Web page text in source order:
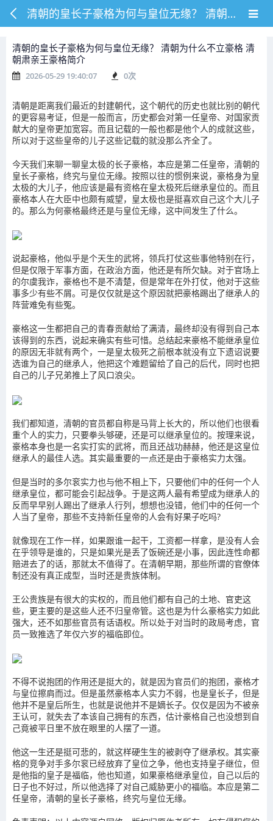
清朝的皇长子豪格为何与皇位无缘？ 清朝为什么不立豪格 清朝肃亲王豪格简介
清朝的皇长子豪格为何与皇位无缘？ 清朝为什么不立豪格 清
朝肃亲王豪格简介
2026-05-29 19:40:07 0次
清朝是距离我们最近的封建朝代，这个朝代的历史也就比别的朝代
的更容易考证，但是一般而言，历史都会对第一任皇帝、对国家贡
献大的皇帝更加宽容。而且记载的一般也都是他个人的成就这些，
所以对于这些皇帝的儿子这些记载的就没那么齐全了。
今天我们来聊一聊皇太极的长子豪格，本应是第二任皇帝，清朝的
皇长子豪格，终究与皇位无缘。按照以往的惯例来说，豪格身为皇
太极的大儿子，他应该是最有资格在皇太极死后继承皇位的。而且
豪格本人在大臣中也颇有威望，皇太极也是挺喜欢自己这个大儿子
的。那么为何豪格最终还是与皇位无缘，这中间发生了什么。
说起豪格，他似乎是个天生的武将，领兵打仗这些事他特别在行，
但是仅限于军事方面，在政治方面，他还是有所欠缺。对于官场上
的尔虞我诈，豪格也不是不清楚，但是常年在外打仗，他对于这些
事多少有些不屑。可是仅仅就是这个原因就把豪格踢出了继承人的
阵营难免有些冤。
豪格这一生都把自己的青春贡献给了满清，最终却没有得到自己本
该得到的东西，说起来确实有些可惜。总结起来豪格不能继承皇位
的原因无非就有两个，一是皇太极死之前根本就没有立下遗诏说要
选谁为自己的继承人，他把这个难题留给了自己的后代，同时也把
自己的儿子兄弟推上了风口浪尖。
我们都知道，清朝的官员都自称是马背上长大的，所以他们也很看
重个人的实力，只要拳头够硬，还是可以继承皇位的。按理来说，
豪格本身也是一名实打实的武将，而且还战功赫赫，他还是这皇位
继承人的最佳人选。其实最重要的一点还是由于豪格实力太强。
但是当时的多尔衮实力也与他不相上下，只要他们中的任何一个人
继承皇位，都可能会引起战争。于是这两人最有希望成为继承人的
反而早早别人踢出了继承人行列，想想也没错，他们中的任何一个
人当了皇帝，那些不支持新任皇帝的人会有好果子吃吗?
就像现在工作一样，如果跟谁一起干，工资都一样拿，是没有人会
在乎领导是谁的，只是如果光是丢了饭碗还是小事，因此连性命都
赔进去了的话，那就太不值得了。在清朝早期，那些所谓的官僚体
制还没有真正成型，当时还是贵族体制。
王公贵族是有很大的实权的，而且他们都有自己的土地、官吏这
些，更主要的是这些人还不归皇帝管。这也是为什么豪格实力如此
强大，还不如那些官员有话语权。所以处于对当时的政局考虑，官
员一致推选了年仅六岁的福临即位。
不得不说抱团的作用还是挺大的，就是因为官员们的抱团，豪格才
与皇位擦肩而过。但是虽然豪格本人实力不弱，也是皇长子，但是
他并不是皇后所生，也就是说他并不是嫡长子。仅仅是因为不被亲
王认可，就失去了本该自己拥有的东西，估计豪格自己也没想到自
己竟被平日里不放在眼里的人摆了一道。
他这一生还是挺可悲的，就这样硬生生的被剥夺了继承权。其实豪
格的竞争对手多尔衮已经放弃了皇位之争，他也支持皇子继位，但
是他指的皇子是福临，他也知道，如果豪格继承皇位，自己以后的
日子也不好过，所以他选择了对自己威胁更小的福临。本应是第二
任皇帝，清朝的皇长子豪格，终究与皇位无缘。